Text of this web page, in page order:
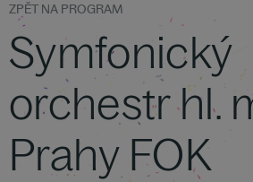
ZPĚT NA PROGRAM
Symfonický
orchestr hl.
Prahy FOK